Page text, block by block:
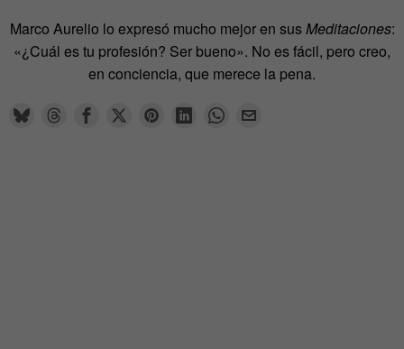
Marco Aurelio lo expresó mucho mejor en susMeditaciones:
«¿Cuál es tu profesión? Ser bueno». No es fácil, pero creo,
en conciencia, que merece la pena.